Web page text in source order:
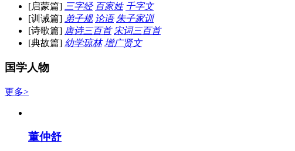
[启蒙篇] 三字经 百家姓 千字文
[训诫篇] 弟子规 论语 朱子家训
[诗歌篇] 唐诗三百首 宋词三百首
[典故篇] 幼学琼林 增广贤文
国学人物
更多>
董仲舒